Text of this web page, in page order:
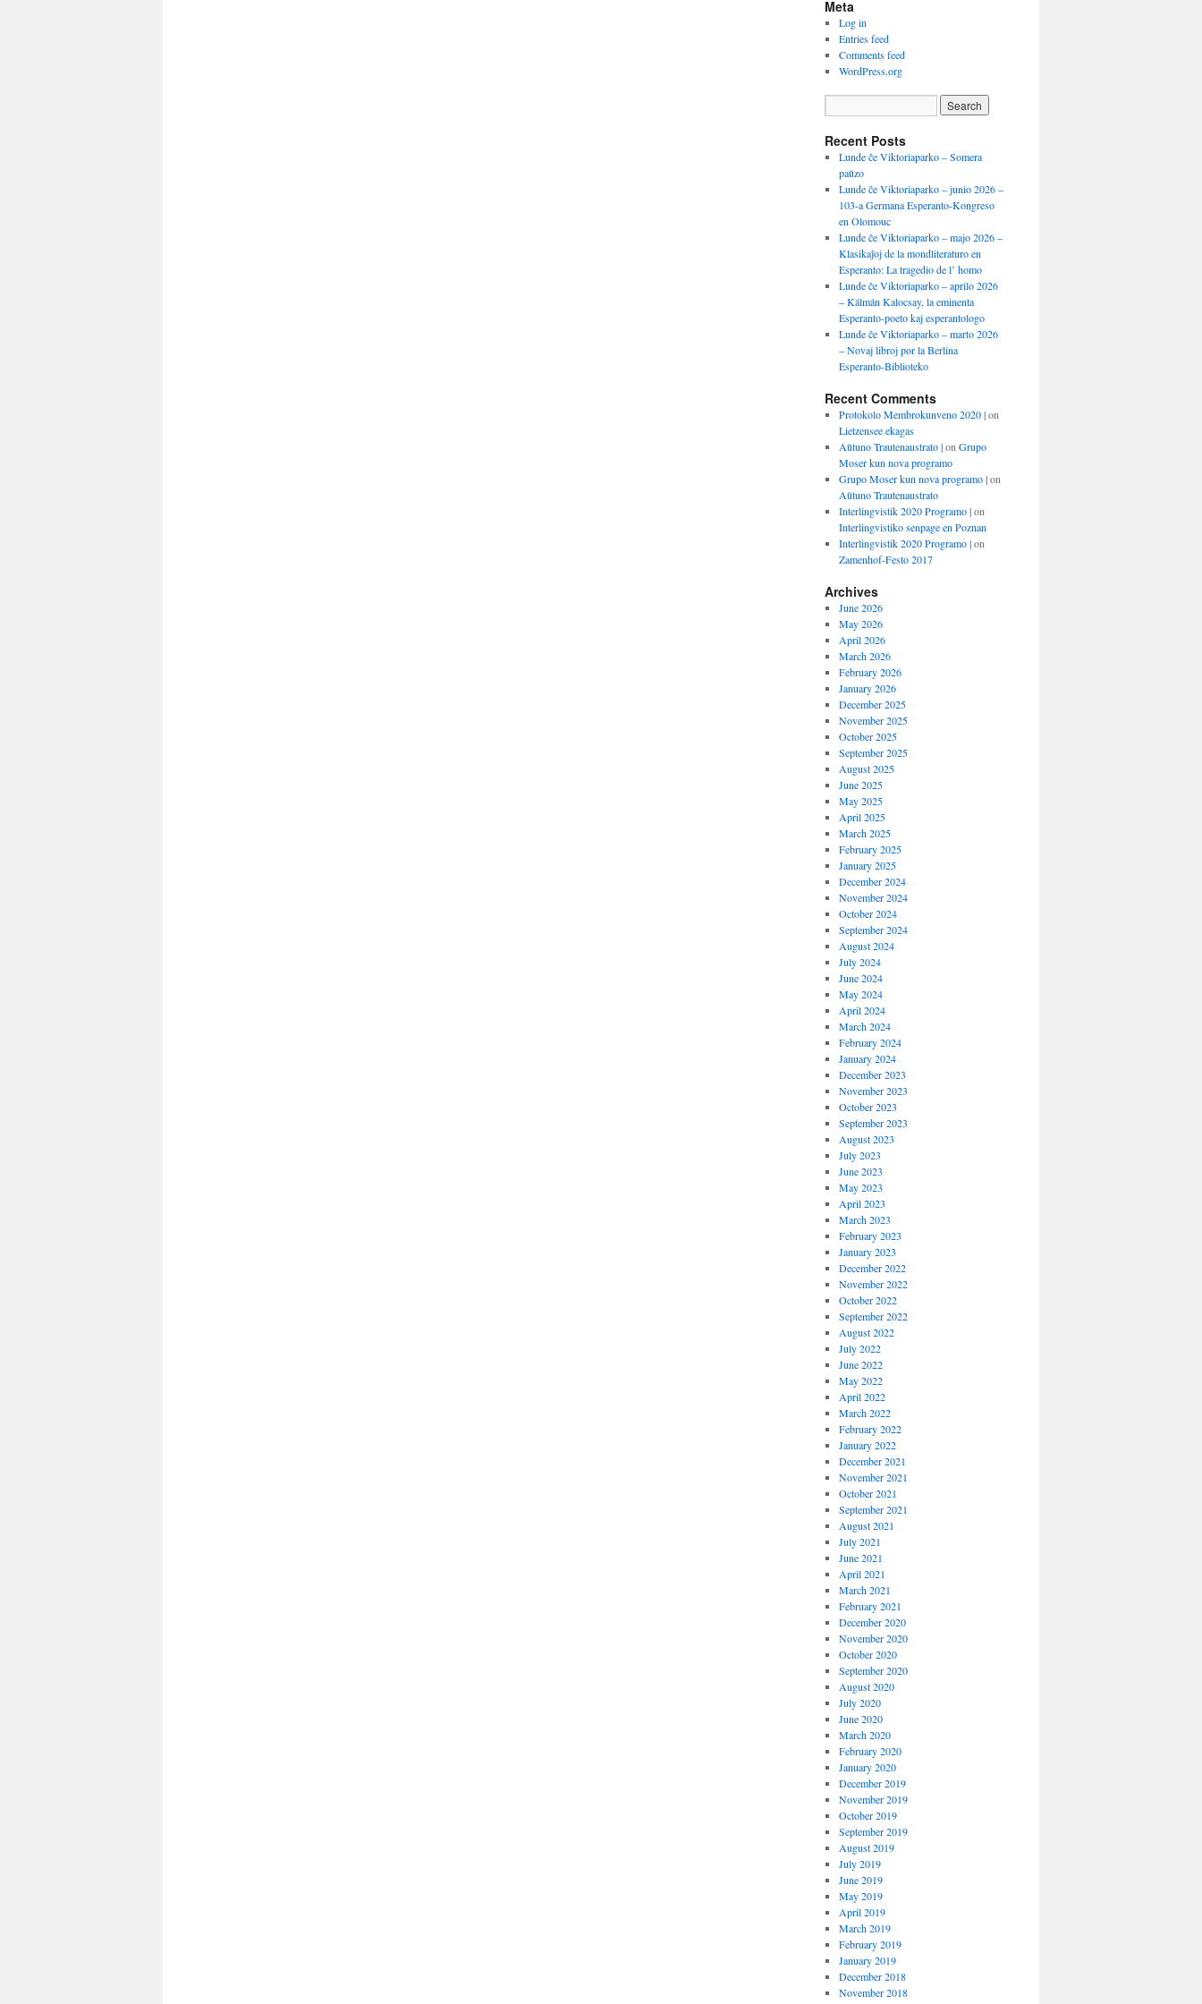
Meta
Log in
Entries feed
Comments feed
WordPress.org
Recent Posts
Lunde ĉe Viktoriaparko – Somera
paŭzo
Lunde ĉe Viktoriaparko – junio 2026 –
103-a Germana Esperanto-Kongreso
en Olomouc
Lunde ĉe Viktoriaparko – majo 2026 –
Klasikaĵoj de la mondliteraturo en
Esperanto: La tragedio de l’ homo
Lunde ĉe Viktoriaparko – aprilo 2026
– Kálmán Kalocsay, la eminenta
Esperanto-poeto kaj esperantologo
Lunde ĉe Viktoriaparko – marto 2026
– Novaj libroj por la Berlina
Esperanto-Biblioteko
Recent Comments
Protokolo Membrokunveno 2020 |on
Lietzensee ekagas
Aŭtuno Trautenaustrato |on Grupo
Moser kun nova programo
Grupo Moser kun nova programo |on
Aŭtuno Trautenaustrato
Interlingvistik 2020 Programo |on
Interlingvistiko senpage en Poznan
Interlingvistik 2020 Programo |on
Zamenhof-Festo 2017
Archives
June 2026
May 2026
April 2026
March 2026
February 2026
January 2026
December 2025
November 2025
October 2025
September 2025
August 2025
June 2025
May 2025
April 2025
March 2025
February 2025
January 2025
December 2024
November 2024
October 2024
September 2024
August 2024
July 2024
June 2024
May 2024
April 2024
March 2024
February 2024
January 2024
December 2023
November 2023
October 2023
September 2023
August 2023
July 2023
June 2023
May 2023
April 2023
March 2023
February 2023
January 2023
December 2022
November 2022
October 2022
September 2022
August 2022
July 2022
June 2022
May 2022
April 2022
March 2022
February 2022
January 2022
December 2021
November 2021
October 2021
September 2021
August 2021
July 2021
June 2021
April 2021
March 2021
February 2021
December 2020
November 2020
October 2020
September 2020
August 2020
July 2020
June 2020
March 2020
February 2020
January 2020
December 2019
November 2019
October 2019
September 2019
August 2019
July 2019
June 2019
May 2019
April 2019
March 2019
February 2019
January 2019
December 2018
November 2018